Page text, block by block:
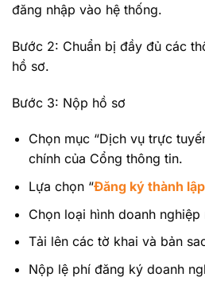
đăng nhập vào hệ thống.
Bước 2: Chuẩn bị đầy đủ các
hồ sơ.
Bước 3: Nộp hồ sơ
Chọn mục “Dịch vụ trực
chính của Cổng thông tin.
Lựa chọn “Đăng ký thành
Chọn loại hình doanh nghiệp
Tải lên các tờ khai và bản
Nộp lệ phí đăng ký doanh